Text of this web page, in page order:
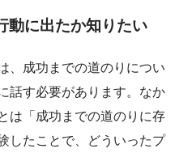
動に出たか知りたい
、成功までの道のりについ
話す必要があります。なか
は「成功までの道のりに存
したことで、どういったプ